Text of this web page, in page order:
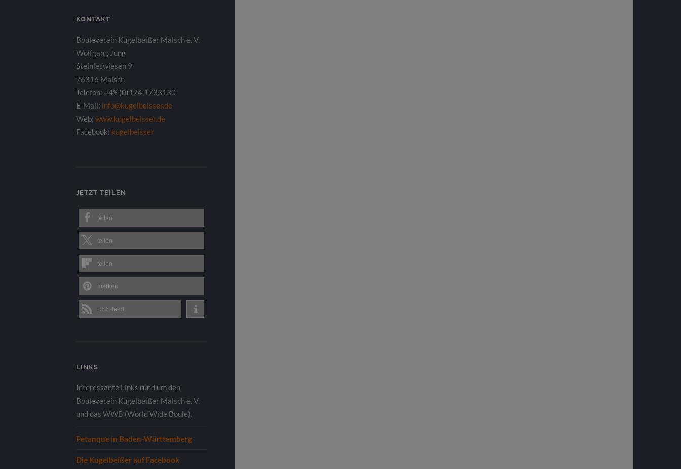
KONTAKT
Bouleverein Kugelbeißer Malsch e. V.
Wolfgang Jung
Steinleswiesen 9
76316 Malsch
Telefon: +49 (0)174 1733130
E-Mail: info@kugelbeisser.de
Web: www.kugelbeisser.de
Facebook: kugelbeisser
JETZT TEILEN
teilen
teilen
teilen
merken
RSS-feed
LINKS
Interessante Links rund um den
Bouleverein Kugelbeißer Malsch e. V.
und das WWB (World Wide Boule).
Petanque in Baden-Württemberg
Die Kugelbeißer auf Facebook